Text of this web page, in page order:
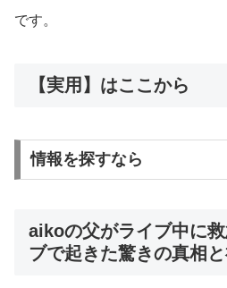
です。
【実用】はここから
情報を探すなら
aikoの父がライブ中に
ブで起きた驚きの真相